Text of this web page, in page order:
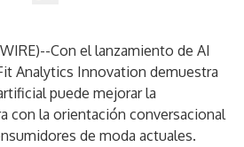
)--Con el lanzamiento de AI
Analytics Innovation demuestra
puede mejorar la
con la orientación conversacional
de moda actuales.